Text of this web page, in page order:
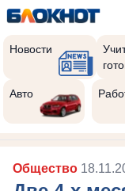
Новости
Авто
Общество